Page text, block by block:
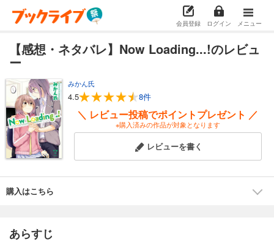
会員登録 ログイン メニュー
【感想・ネタバレ】Now Loading...!のレビュ
ー
みかん氏
4.5 8件
＼ レビュー投稿でポイントプレゼント ／
※購入済みの作品が対象となります
レビューを書く
購入はこちら
あらすじ